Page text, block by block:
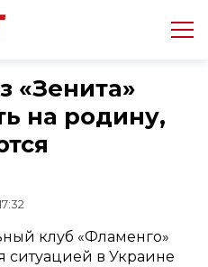
«Зенита»
на родину,
клуб «Фламенго»
ситуацией в Украине